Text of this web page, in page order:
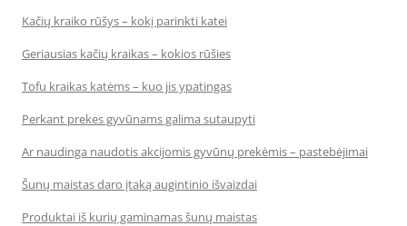
Kačių kraiko rūšys – kokį parinkti katei
Geriausias kačių kraikas – kokios rūšies
Tofu kraikas katėms – kuo jis ypatingas
Perkant prekes gyvūnams galima sutaupyti
Ar naudinga naudotis akcijomis gyvūnų prekėmis – pastebėjimai
Šunų maistas daro įtaką augintinio išvaizdai
Produktai iš kurių gaminamas šunų maistas